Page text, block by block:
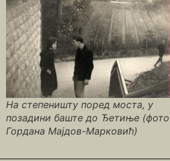
На степеништу поред моста, у
позадини баште до Ђетиње (фото
Гордана Мајдов-Марковић)